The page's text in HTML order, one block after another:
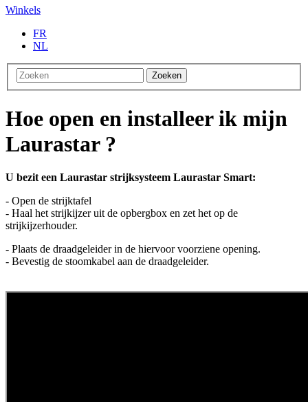
Winkels
FR
NL
Zoeken
Hoe open en installeer ik mijn
Laurastar ?
U bezit een Laurastar strijksysteem Laurastar Smart:
- Open de strijktafel
- Haal het strijkijzer uit de opbergbox en zet het op de
strijkijzerhouder.
- Plaats de draadgeleider in de hiervoor voorziene opening.
- Bevestig de stoomkabel aan de draadgeleider.